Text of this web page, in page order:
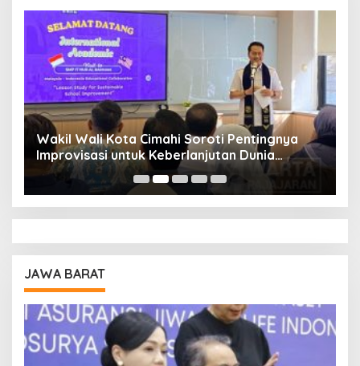
Wakil Wali Kota Cimahi Soroti Pentingnya
Improvisasi untuk Keberlanjutan Dunia
Pendidikan
JAWA BARAT